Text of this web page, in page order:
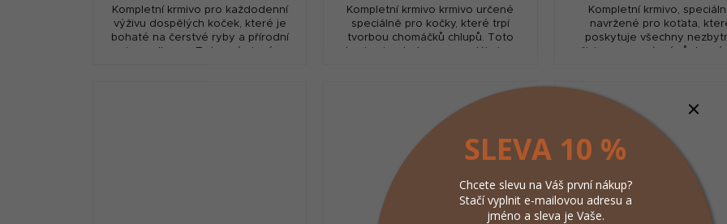
Kompletní krmivo pro každodenní
výživu dospělých koček, které je
bohaté na čerstvé ryby a přírodní
ingredience. Toto prémiové
Kompletní krmivo krmivo určené
speciálně pro kočky, které trpí
tvorbou chomáčků chlupů. Toto
krmivo je obohaceno o vlákninu,
Kompletní krmivo,
navržené pro koťata,
poskytuje všechny
živiny pro správný růst a
SLEVA 10 %
Chcete slevu na Váš první nákup?
Stačí vyplnit e-mailovou adresu a
jméno a sleva je Vaše.